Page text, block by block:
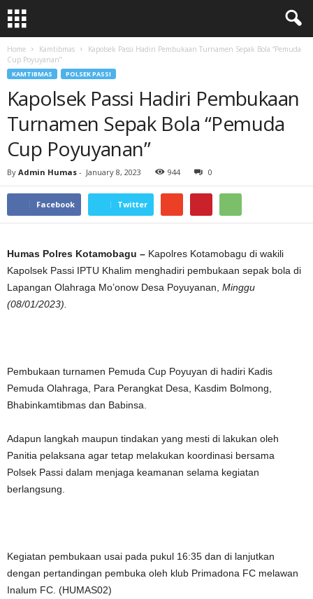
Home Kamtibmas
Kapolsek Passi Hadiri Pembukaan Turnamen Sepak Bola “Pemuda
Cup Poyuyanan”
KAMTIBMAS POLSEK PASSI
Kapolsek Passi Hadiri Pembukaan
Turnamen Sepak Bola “Pemuda
Cup Poyuyanan”
By Admin Humas - January 8, 2023 944 0
Facebook Twitter
Humas Polres Kotamobagu – Kapolres Kotamobagu di wakili
Kapolsek Passi IPTU Khalim menghadiri pembukaan sepak bola di
Lapangan Olahraga Mo’onow Desa Poyuyanan, Minggu
(08/01/2023).
Pembukaan turnamen Pemuda Cup Poyuyan di hadiri Kadis
Pemuda Olahraga, Para Perangkat Desa, Kasdim Bolmong,
Bhabinkamtibmas dan Babinsa.
Adapun langkah maupun tindakan yang mesti di lakukan oleh
Panitia pelaksana agar tetap melakukan koordinasi bersama
Polsek Passi dalam menjaga keamanan selama kegiatan
berlangsung.
Kegiatan pembukaan usai pada pukul 16:35 dan di lanjutkan
dengan pertandingan pembuka oleh klub Primadona FC melawan
Inalum FC. (HUMAS02)